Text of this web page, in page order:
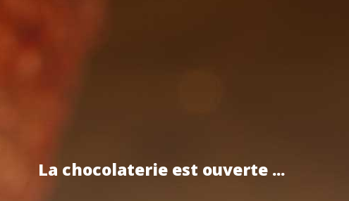
La chocolaterie est ouverte ...